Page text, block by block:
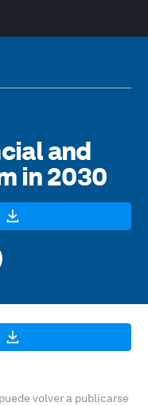
and
in 2030
volver a publicarse